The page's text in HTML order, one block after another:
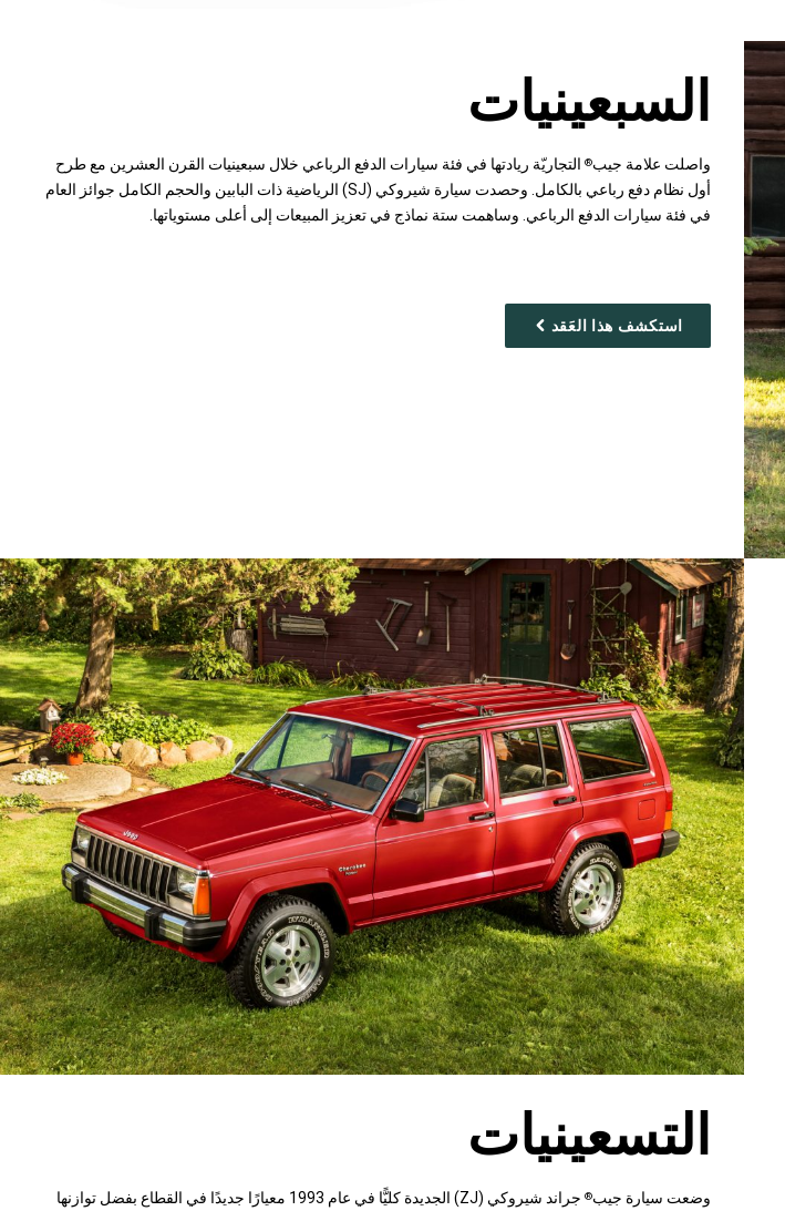
السبعينيات
واصلت علامة جيب® التجاريّة ريادتها في فئة سيارات الدفع الرباعي خلال سبعينيات القرن العشرين مع طرح
أول نظام دفع رباعي بالكامل. وحصدت سيارة شيروكي (SJ) الرياضية ذات البابين والحجم الكامل جوائز العام
في فئة سيارات الدفع الرباعي. وساهمت ستة نماذج في تعزيز المبيعات إلى أعلى مستوياتها.
استكشف هذا العَقد
التسعينيات
وضعت سيارة جيب® جراند شيروكي (ZJ) الجديدة كليًّا في عام 1993 معيارًا جديدًا في القطاع بفضل توازنها